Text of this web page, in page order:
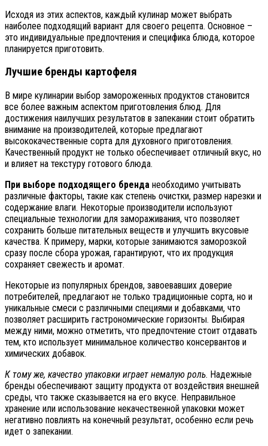
Исходя из этих аспектов, каждый кулинар может выбрать
наиболее подходящий вариант для своего рецепта. Основное –
это индивидуальные предпочтения и специфика блюда, которое
планируется приготовить.
Лучшие бренды картофеля
В мире кулинарии выбор замороженных продуктов становится
все более важным аспектом приготовления блюд. Для
достижения наилучших результатов в запекании стоит обратить
внимание на производителей, которые предлагают
высококачественные сорта для духовного приготовления.
Качественный продукт не только обеспечивает отличный вкус, но
и влияет на текстуру готового блюда.
При выборе подходящего бренда необходимо учитывать
различные факторы, такие как степень очистки, размер нарезки и
содержание влаги. Некоторые производители используют
специальные технологии для замораживания, что позволяет
сохранить больше питательных веществ и улучшить вкусовые
качества. К примеру, марки, которые занимаются заморозкой
сразу после сбора урожая, гарантируют, что их продукция
сохраняет свежесть и аромат.
Некоторые из популярных брендов, завоевавших доверие
потребителей, предлагают не только традиционные сорта, но и
уникальные смеси с различными специями и добавками, что
позволяет расширить гастрономические горизонты. Выбирая
между ними, можно отметить, что предпочтение стоит отдавать
тем, кто использует минимальное количество консервантов и
химических добавок.
К тому же, качество упаковки играет немалую роль. Надежные
бренды обеспечивают защиту продукта от воздействия внешней
среды, что также сказывается на его вкусе. Неправильное
хранение или использование некачественной упаковки может
негативно повлиять на конечный результат, особенно если речь
идет о запекании.